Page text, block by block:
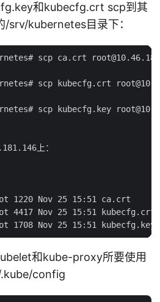
和kubecfg.crt scp到其
srv/kubernetes目录下：
scp ca.crt
scp kubecfg.crt
scp kubecfg.key
上：
Nov 25 15:51 ca.crt
Nov 25 15:51 kubecfg.crt
和kube-proxy所要使用
config